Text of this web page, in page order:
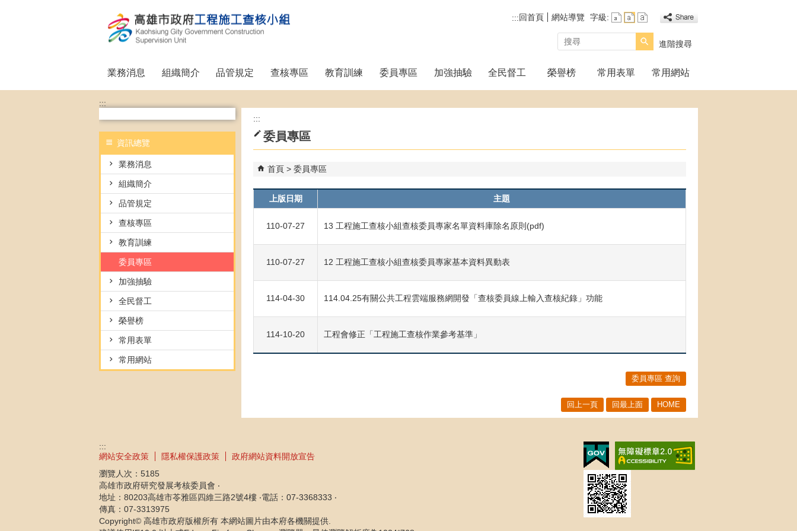
:::回首頁 網站導覽 字級:
搜尋
進階搜尋
業務消息 組織簡介 品管規定 查核專區 教育訓練 委員專區 加強抽驗 全民督工 榮譽榜 常用表單 常用網站
:::
資訊總覽
業務消息
組織簡介
品管規定
查核專區
教育訓練
委員專區
加強抽驗
全民督工
榮譽榜
常用表單
常用網站
:::
委員專區
首頁 委員專區
上版日期 主題
110-07-27 13 工程施工查核小組查核委員專家名單資料庫除名原則(pdf)
110-07-27 12 工程施工查核小組查核委員專家基本資料異動表
114-04-30 114.04.25有關公共工程雲端服務網開發「查核委員線上輸入查核紀錄」功能
114-10-20 工程會修正「工程施工查核作業參考基準」
委員專區 查詢
回上一頁 回最上面 HOME
:::
網站安全政策
隱私權保護政策
政府網站資料開放宣告
瀏覽人次： 5185
高雄市政府研究發展考核委員會 ‧
地址：80203高雄市苓雅區四維三路2號4樓 ‧電話：07-3368333 ‧
傳真：07-3313975
Copyright© 高雄市政府版權所有 本網站圖片由本府各機關提供.